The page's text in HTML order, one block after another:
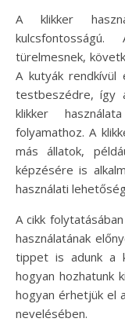
A klikker
türelmesnek,
A kutyák rendkívül
testbeszédre, így
klikker
folyamathoz. A
más állatok,
képzésére is
használati
A cikk
használatának
tippet is adunk a
hogyan hozhatunk
hogyan érhetjük el
nevelésében.